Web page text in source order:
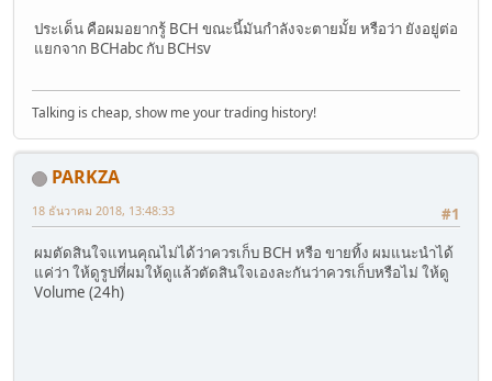
ประเด็น คือผมอยากรู้ BCH ขณะนี้มันกำลังจะตายมั้ย หรือว่า ยังอยู่ต่อ
แยกจาก BCHabc กับ BCHsv
Talking is cheap, show me your trading history!
PARKZA
#1
18 ธันวาคม 2018, 13:48:33
ผมตัดสินใจแทนคุณไม่ได้ว่าควรเก็บ BCH หรือ ขายทิ้ง ผมแนะนำได้
แค่ว่า ให้ดูรูปที่ผมให้ดูแล้วตัดสินใจเองละกันว่าควรเก็บหรือไม่ ให้ดู
Volume (24h)